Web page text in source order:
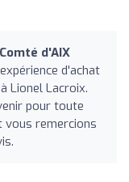
d'AIX
d'achat
Lionel Lacroix.
pour toute
vous remercions